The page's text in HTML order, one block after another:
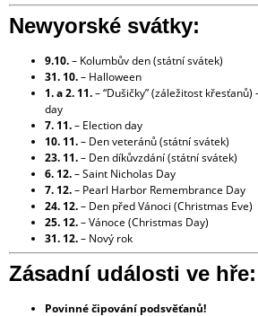
Newyorské svátky:
9.10.– Kolumbův den (státní svátek)
31. 10.– Halloween
1. a 2. 11.– “Dušičky” (záležitost křesťanů)
day
7. 11.– Election day
10. 11.– Den veteránů (státní svátek)
23. 11.– Den díkůvzdání (státní svátek)
6. 12.– Saint Nicholas Day
7. 12.– Pearl Harbor Remembrance Day
24. 12.– Den před Vánoci (Christmas Eve)
25. 12.– Vánoce (Christmas Day)
31. 12.– Nový rok
Zásadní události ve hře:
Povinné čipování podsvěťanů!